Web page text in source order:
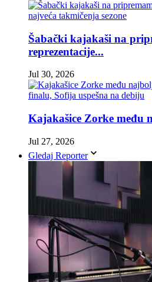
Šabački kajakaši na
reprezentacije...
Jul 30, 2026
Kajakašice Zorke među
Jul 27, 2026
Gledaj Reporter